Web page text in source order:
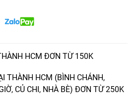
HCM ĐƠN TỪ 150K
THÀNH HCM (BÌNH CHÁNH,
CỦ CHI, NHÀ BÈ) ĐƠN TỪ 250K